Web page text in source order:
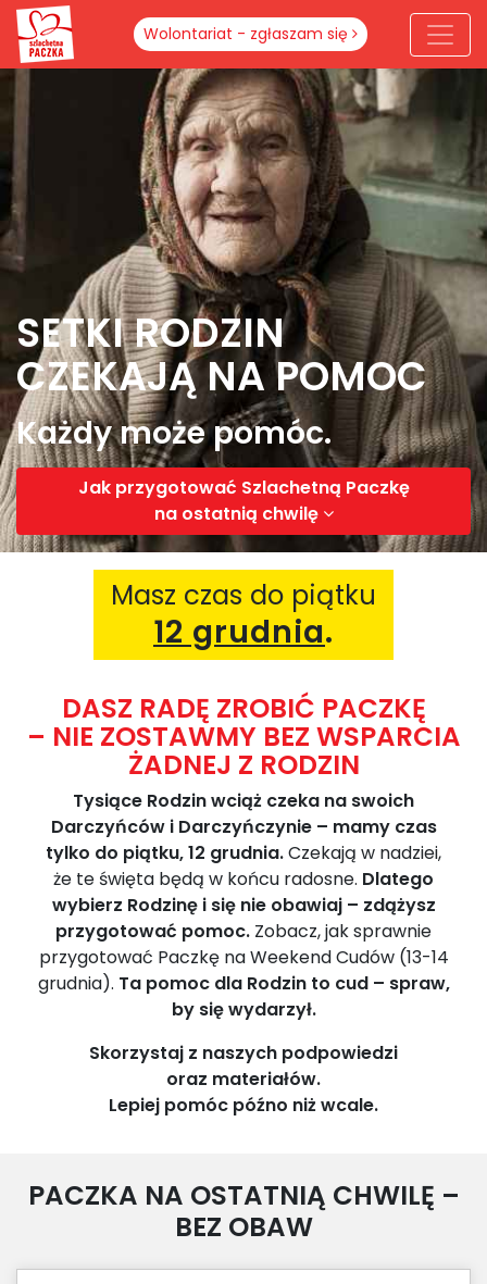
Wolontariat - zgłaszam się
SETKIRODZIN
CZEKAJĄNA POMOC
Każdy może pomóc.
Jak przygotować Szlachetną Paczkę
na ostatnią chwilę
Masz czas do piątku
12 grudnia.
DASZ RADĘ ZROBIĆ PACZKĘ
– NIE ZOSTAWMY BEZ WSPARCIA
ŻADNEJ Z RODZIN
Tysiące Rodzin wciąż czeka na swoich
Darczyńców i Darczyńczynie – mamy czas
tylko do piątku, 12 grudnia.Czekają w nadziei,
że te święta będą w końcu radosne. Dlatego
wybierz Rodzinę i się nie obawiaj – zdążysz
przygotować pomoc. Zobacz, jak sprawnie
przygotować Paczkę na Weekend Cudów (13-14
grudnia). Ta pomoc dla Rodzin to cud – spraw,
by się wydarzył.
Skorzystaj z naszych podpowiedzi
oraz materiałów.
Lepiej pomóc późno niż wcale.
PACZKA NA OSTATNIĄ CHWILĘ –
BEZ OBAW